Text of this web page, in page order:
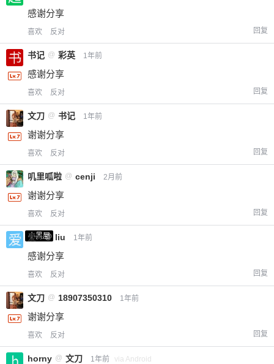
感谢分享
喜欢 反对 回复
书记 @ 彩英 1年前
感谢分享
喜欢 反对 回复
文刀 @ 书记 1年前
谢谢分享
喜欢 反对 回复
叽里呱啦 @ cenji 2月前
谢谢分享
喜欢 反对 回复
小黑屋
爱X @ liu 1年前
感谢分享
喜欢 反对 回复
文刀 @ 18907350310 1年前
谢谢分享
喜欢 反对 回复
horny @ 文刀 1年前 via Android